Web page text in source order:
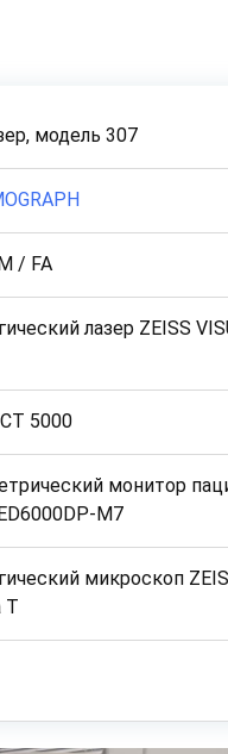
модель 307
/ FA
лазер ZEISS
5000
монитор
M7
микроскоп
T